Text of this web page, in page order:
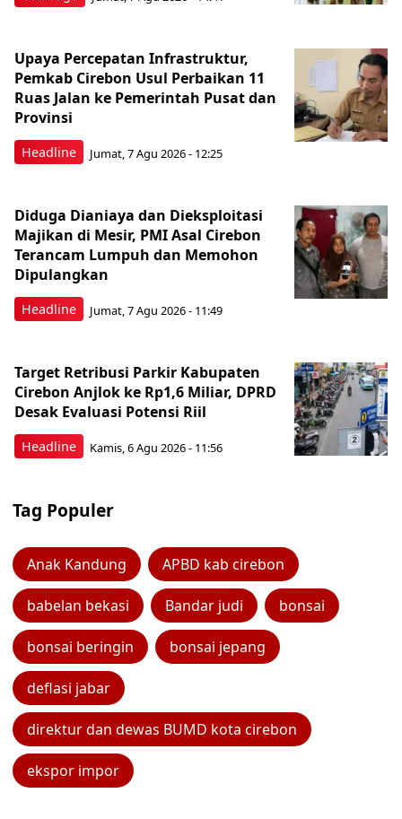
Headline
Upaya Percepatan Infrastruktur,
Pemkab Cirebon Usul Perbaikan 11
Ruas Jalan ke Pemerintah Pusat dan
Provinsi
Jumat, 7 Agu 2026 - 12:25
Headline
Diduga Dianiaya dan Dieksploitasi
Majikan di Mesir, PMI Asal Cirebon
Terancam Lumpuh dan Memohon
Dipulangkan
Jumat, 7 Agu 2026 - 11:49
Headline
Target Retribusi Parkir Kabupaten
Cirebon Anjlok ke Rp1,6 Miliar, DPRD
Desak Evaluasi Potensi Riil
Kamis, 6 Agu 2026 - 11:56
Tag Populer
Anak Kandung APBD kab cirebon
babelan bekasi Bandar judi bonsai
bonsai beringin bonsai jepang
deflasi jabar
direktur dan dewas BUMD kota cirebon
ekspor impor